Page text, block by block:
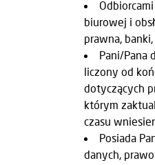
biurowej i
prawna,
Pani/Pana
liczony od
dotyczących
którym
czasu
Posiada
danych,